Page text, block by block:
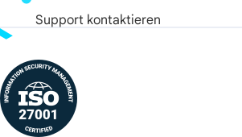
Support kontaktieren